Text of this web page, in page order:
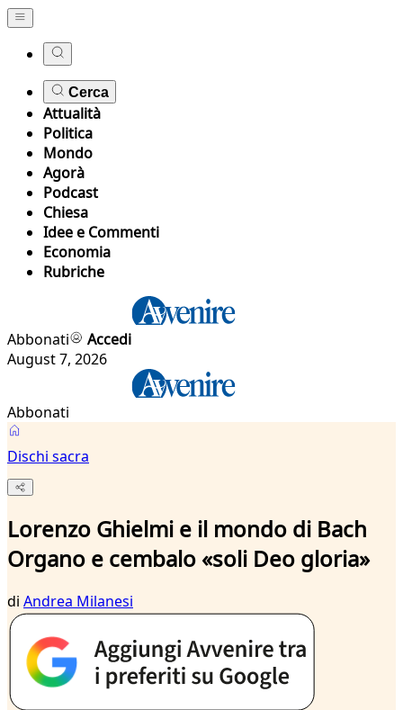
Cerca
Attualità
Politica
Mondo
Agorà
Podcast
Chiesa
Idee e Commenti
Economia
Rubriche
Abbonati
Accedi
August 7, 2026
Abbonati
Dischi sacra
Lorenzo Ghielmi e il mondo di Bach
Organo e cembalo «soli Deo gloria»
di Andrea Milanesi